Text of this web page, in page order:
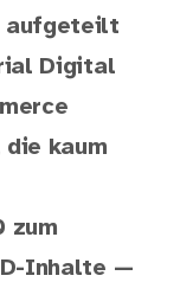
aufgeteilt
Digital
kaum
zum
Inhalte —